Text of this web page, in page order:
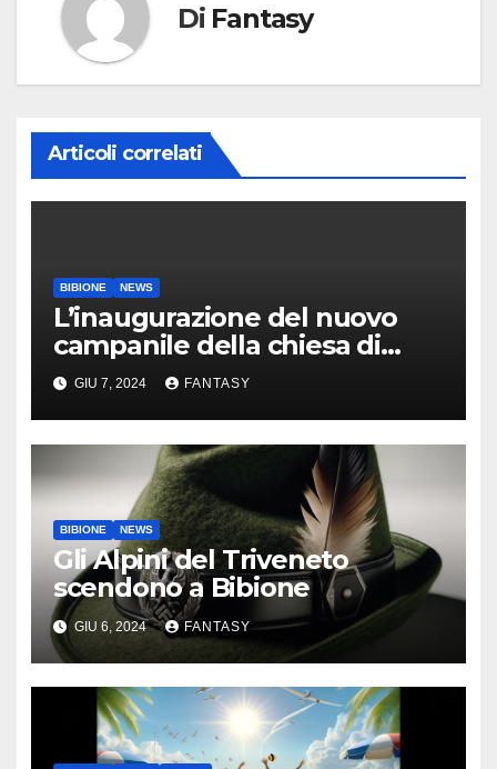
Di Fantasy
Articoli correlati
BIBIONE NEWS
L’inaugurazione del nuovo
campanile della chiesa di
Santa Maria Assunta di
Bibione
GIU 7, 2024 FANTASY
BIBIONE NEWS
Gli Alpini del Triveneto
scendono a Bibione
GIU 6, 2024 FANTASY